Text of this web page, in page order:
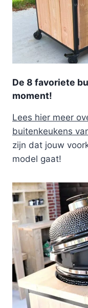
De 8 favoriete
moment!
Lees hier meer
buitenkeukens
zijn dat jouw
model gaat!